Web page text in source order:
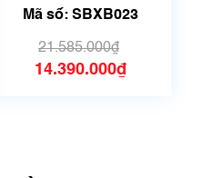
Mã số: SBXB023
21.585.000₫
14.390.000₫